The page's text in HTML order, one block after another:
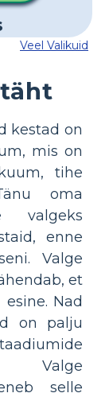
Veel Valikuid
kestad on
mis on
tihe
oma
valgeks
enne
Valge
et
Nad
on palju
Valge
selle